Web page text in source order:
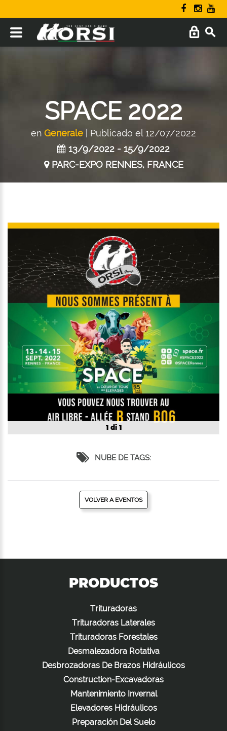
SPACE 2022
en Generale | Publicado el 12/07/2022
13/9/2022 - 15/9/2022
PARC-EXPO RENNES, FRANCE
1 di 1
NUBE DE TAGS:
VOLVER A EVENTOS
PRODUCTOS
Trituradoras
Trituradoras Laterales
Trituradoras Forestales
Desmalezadora Rotativa
Desbrozadoras De Brazos Hidráulicos
Construction-Excavadoras
Mantenimiento Invernal
Elevadores Hidráulicos
Preparación Del Suelo